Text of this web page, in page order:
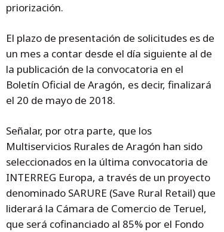
priorización.
El plazo de presentación de solicitudes es de
un mes a contar desde el día siguiente al de
la publicación de la convocatoria en el
Boletín Oficial de Aragón, es decir, finalizará
el 20 de mayo de 2018.
Señalar, por otra parte, que los
Multiservicios Rurales de Aragón han sido
seleccionados en la última convocatoria de
INTERREG Europa, a través de un proyecto
denominado SARURE (Save Rural Retail) que
liderará la Cámara de Comercio de Teruel,
que será cofinanciado al 85% por el Fondo